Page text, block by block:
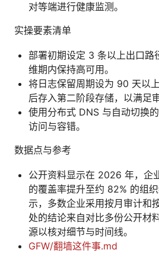
对等端进行健康监测。
实操要素清单
部署初期设定 3 条以上出口路
维期内保持高可用。
将日志保留周期设为 90 天以
后存入第二阶段存储，以满足
使用分布式 DNS 与自动切换
访问与容错。
数据点与参考
公开资料显示在 2026 年，企
的覆盖率提升至约 82% 的组
示，多数企业采用按月审计和
处的结论来自对比多份公开材
源以核对细节与时间线。
GFW/翻墙这件事.md